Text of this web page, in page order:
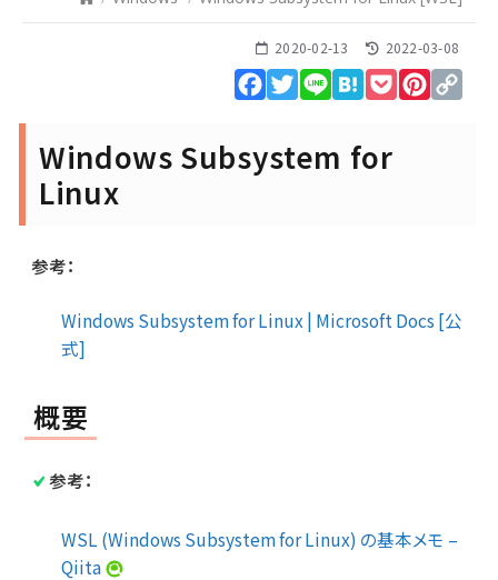
2020-02-13 2022-03-08
Facebook
Twitter
Line HatenaPocket
Windows Subsystem for
Linux
参考：
Windows Subsystem for Linux | Microsoft Docs [公
式]
概要
参考：
WSL (Windows Subsystem for Linux) の基本メモ –
Qiita